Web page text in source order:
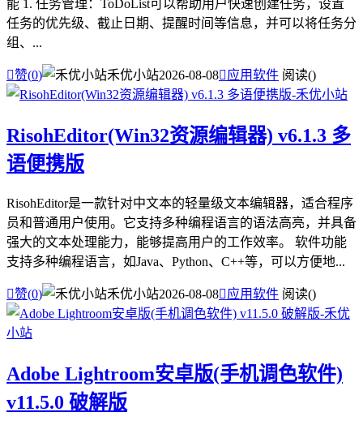
能 1. 任务管理：ToDoList可以帮助用户快速创建任务，设置
任务的优先级、截止日期、提醒时间等信息，并可以将任务分
组、...
赞(0) 禾优小站2026-08-08应用软件 阅读()
RisohEditor(Win32资源编辑器) v6.1.3 多
语便携版
RisohEditor是一款针对中文本的轻量级文本编辑器，适合程序
员和普通用户使用。它支持多种编程语言的语法高亮，并具备
强大的文本处理能力，能够提高用户的工作效率。 软件功能
支持多种编程语言，如Java、Python、C++等，可以方便地...
赞(0) 禾优小站2026-08-08应用软件 阅读()
Adobe Lightroom安卓版(手机调色软件)
v11.5.0 破解版